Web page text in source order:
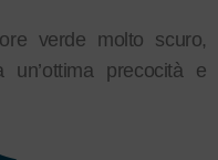
verde molto scuro,
precocità e